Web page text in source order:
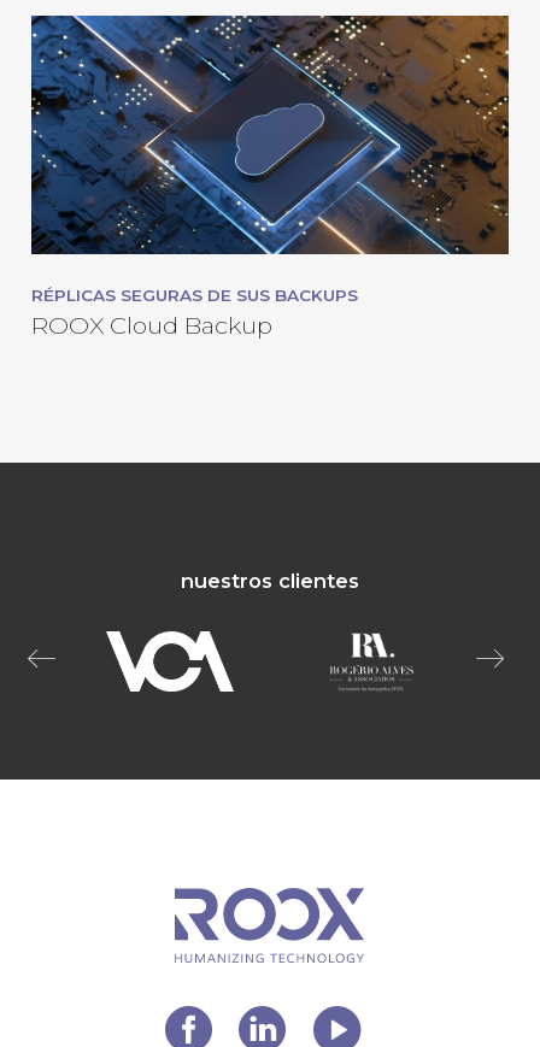
RÉPLICAS SEGURAS DE SUS BACKUPS
ROOX Cloud Backup
nuestros clientes